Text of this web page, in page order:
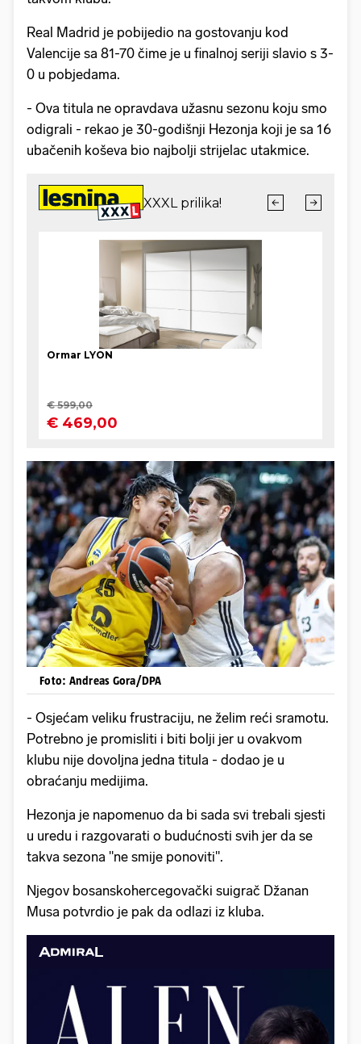
Real Madrid je pobijedio na gostovanju kod
Valencije sa 81-70 čime je u finalnoj seriji slavio s 3-
0 u pobjedama.
- Ova titula ne opravdava užasnu sezonu koju smo
odigrali - rekao je 30-godišnji Hezonja koji je sa 16
ubačenih koševa bio najbolji strijelac utakmice.
Foto: Andreas Gora/DPA
- Osjećam veliku frustraciju, ne želim reći sramotu.
Potrebno je promisliti i biti bolji jer u ovakvom
klubu nije dovoljna jedna titula - dodao je u
obraćanju medijima.
Hezonja je napomenuo da bi sada svi trebali sjesti
u uredu i razgovarati o budućnosti svih jer da se
takva sezona "ne smije ponoviti".
Njegov bosanskohercegovački suigrač Džanan
Musa potvrdio je pak da odlazi iz kluba.